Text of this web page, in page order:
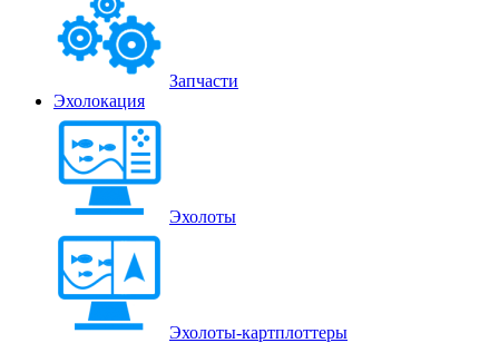
Запчасти
Эхолокация
Эхолоты
Эхолоты-картплоттеры